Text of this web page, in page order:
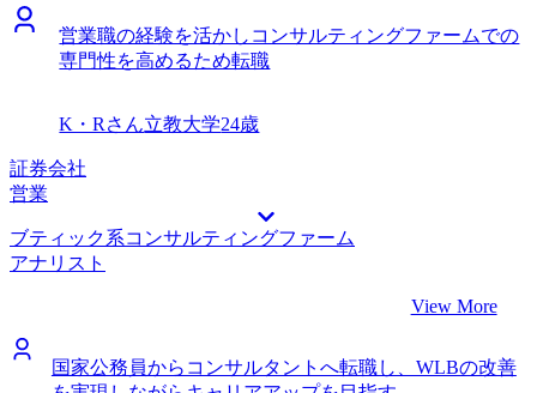
接官はどういった点を見ているのか、そのためにはどのよう
な思考法をすれば良いかといった点をわかりやすく教えてく
ださり、大変助かりました。 ケース面接は場数を踏むこと
ファームを受けて腕試しできたことがよかったです。面接中
にフィードバックをくださるファームもあったので、とても
勉強になりました。 不満点は特にありません。学びも多く
充実した転職活動だったと思います。 転職前は年収750万
円、転職後は年収900万円になりました。 まずは様々な業界
の案件に取り組み、専門的に取り組みたい業界を見つけるこ
とが目標です。将来的にはその業界に精通したコンサルタン
営業職の経験を活かしコンサルティングファームでの
専門性を高めるため転職
K・Rさん立教大学24歳
証券会社
営業
ブティック系コンサルティングファーム
アナリスト
View More
国家公務員からコンサルタントへ転職し、WLBの改善